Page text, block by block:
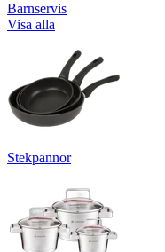
Barnservis
Visa alla
Stekpannor